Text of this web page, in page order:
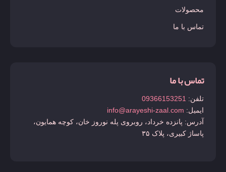
محصولات
تماس با ما
تماس با ما
تلفن: 09366153251
ایمیل: info@arayeshi-zaal.com
آدرس: پانزده خرداد، روبروی پله نوروز خان، کوچه همایون،
پاساژ کبیری، پلاک ۳۵